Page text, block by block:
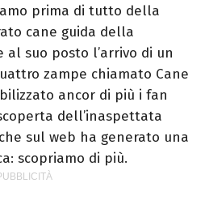
prima di tutto della
cane guida della
al suo posto l’arrivo di un
zampe chiamato Cane
ancor di più i fan
dell’inaspettata
sul web ha generato una
scopriamo di più.